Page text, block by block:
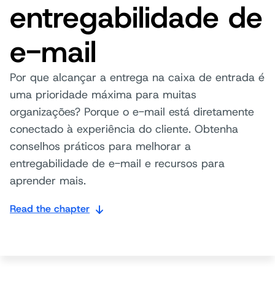
entregabilidade de
e-mail
Por que alcançar a entrega na caixa de entrada é
uma prioridade máxima para muitas
organizações? Porque o e-mail está diretamente
conectado à experiência do cliente. Obtenha
conselhos práticos para melhorar a
entregabilidade de e-mail e recursos para
aprender mais.
Read the chapter